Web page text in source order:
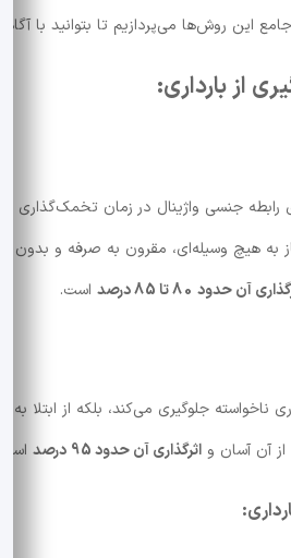
این روش‌ها می‌پردازیم تا بتوانید با
از بارداری:
رابطه جنسی واژینال در زمان تخمک‌گذاری
به هیچ وسیله‌ای، مقرون به صرفه و بدون
آن حدود 80 تا 85 درصد است.
ناخواسته جلوگیری می‌کند، بلکه از
آن آسان و اثرگذاری آن حدود 95 درصد